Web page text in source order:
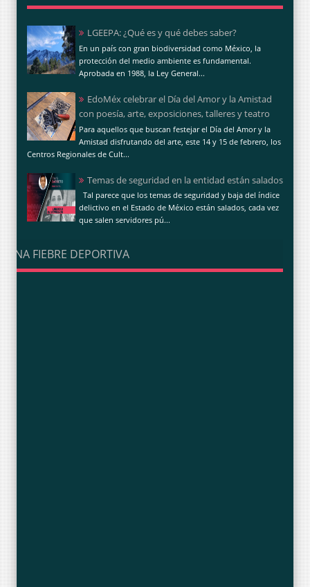
LGEEPA: ¿Qué es y qué debes saber?
En un país con gran biodiversidad como México, la
protección del medio ambiente es fundamental.
Aprobada en 1988, la Ley General...
EdoMéx celebrar el Día del Amor y la Amistad
con poesía, arte, exposiciones, talleres y teatro
Para aquellos que buscan festejar el Día del Amor y la
Amistad disfrutando del arte, este 14 y 15 de febrero, los
Centros Regionales de Cult...
Temas de seguridad en la entidad están salados
Tal parece que los temas de seguridad y baja del índice
delictivo en el Estado de México están salados, cada vez
que salen servidores pú...
UNA FIEBRE DEPORTIVA